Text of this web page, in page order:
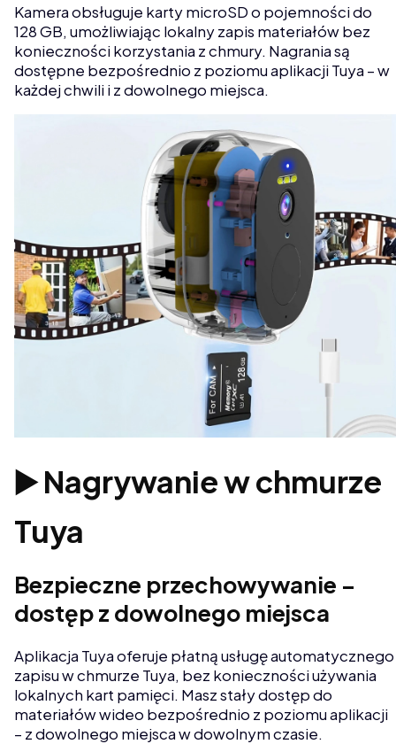
Kamera obsługuje karty microSD o pojemności do
128 GB, umożliwiając lokalny zapis materiałów bez
konieczności korzystania z chmury. Nagrania są
dostępne bezpośrednio z poziomu aplikacji Tuya – w
każdej chwili i z dowolnego miejsca.
▶️ Nagrywanie w chmurze
Tuya
Bezpieczne przechowywanie –
dostęp z dowolnego miejsca
Aplikacja Tuya oferuje płatną usługę automatycznego
zapisu w chmurze Tuya, bez konieczności używania
lokalnych kart pamięci. Masz stały dostęp do
materiałów wideo bezpośrednio z poziomu aplikacji
– z dowolnego miejsca w dowolnym czasie.